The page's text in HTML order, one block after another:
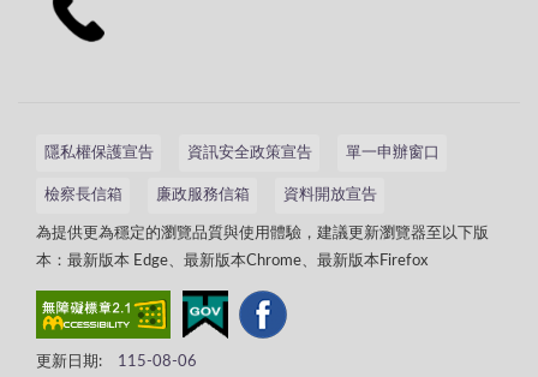
隱私權保護宣告 資訊安全政策宣告 單一申辦窗口
檢察長信箱 廉政服務信箱 資料開放宣告
為提供更為穩定的瀏覽品質與使用體驗，建議更新瀏覽器至以下版
本：最新版本 Edge、最新版本Chrome、最新版本Firefox
更新日期: 115-08-06